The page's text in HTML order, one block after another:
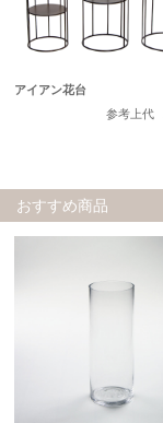
アイアン花台
参考上代
おすすめ商品